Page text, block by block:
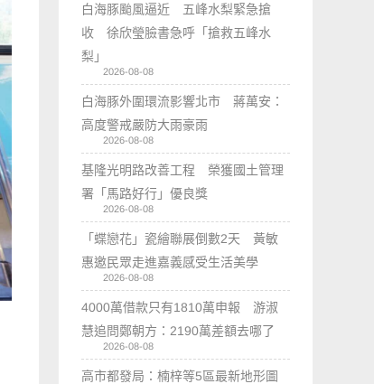
白海豚颱風逼近 五峰水梨緊急搶
收 徐欣瑩臉書急呼「搶救五峰水
梨」
2026-08-08
白海豚外圍環流影響北市 蔣萬安：
高度警戒嚴防大雨豪雨
2026-08-08
基隆光明路改善工程 榮獲國土管理
署「馬路好行」優良獎
2026-08-08
「蝶戀花」瓷繪聯展倒數2天 黃敏
惠邀民眾走進嘉義感受生活美學
2026-08-08
4000萬借款只有1810萬申報 游淑
慧追問鄭朝方：2190萬差額去哪了
2026-08-08
高市都發局：楠梓等5區最新地形圖